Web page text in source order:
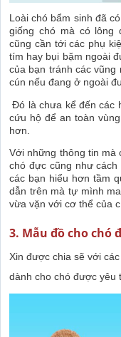
Loài chó bẩm sinh đã
giống chó mà có lông
cũng cần tới các phụ
tím hay bụi bặm ngoài
của bạn tránh các
cún nếu đang ở ngoài
Đó là chưa kể đến các
cứu hộ để an toàn
hơn.
Với những thông tin mà
chó đực cũng như
các bạn hiểu hơn tầm
dẫn trên mà tự mình
vừa vặn với cơ thể của
3. Mẫu đồ cho chó
Xin được chia sẽ với
dành cho chó được yêu